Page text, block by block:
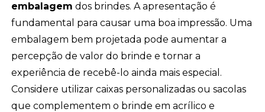
embalagem dos brindes. A apresentação é
fundamental para causar uma boa impressão. Uma
embalagem bem projetada pode aumentar a
percepção de valor do brinde e tornar a
experiência de recebê-lo ainda mais especial.
Considere utilizar caixas personalizadas ou sacolas
que complementem o brinde em acrílico e